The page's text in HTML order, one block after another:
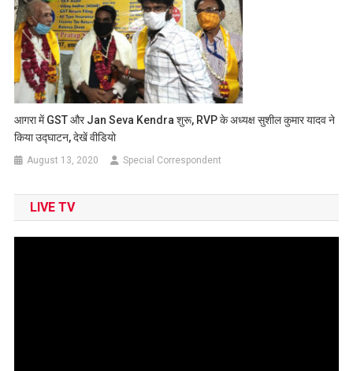
आगरा में GST और Jan Seva Kendra शुरू, RVP के अध्यक्ष सुशील कुमार यादव ने
किया उद्घाटन, देखें वीडियो
August 13, 2020 Special Correspondent
LIVE TV